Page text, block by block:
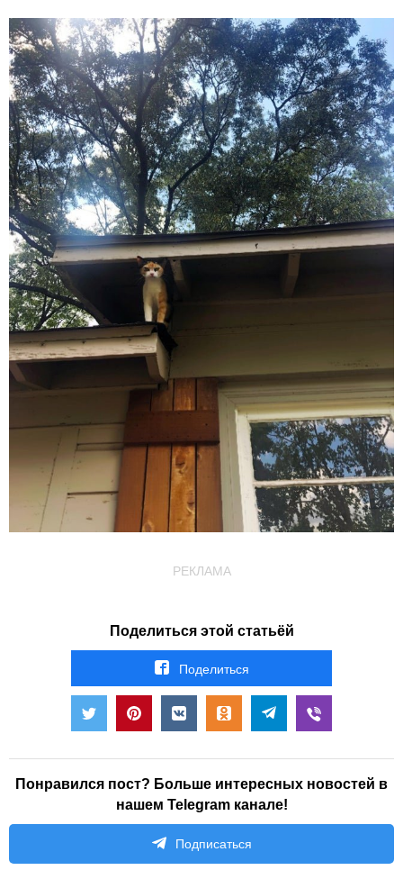
РЕКЛАМА
Поделиться этой статьёй
Поделиться
Понравился пост? Больше интересных новостей в
нашем Telegram канале!
Подписаться